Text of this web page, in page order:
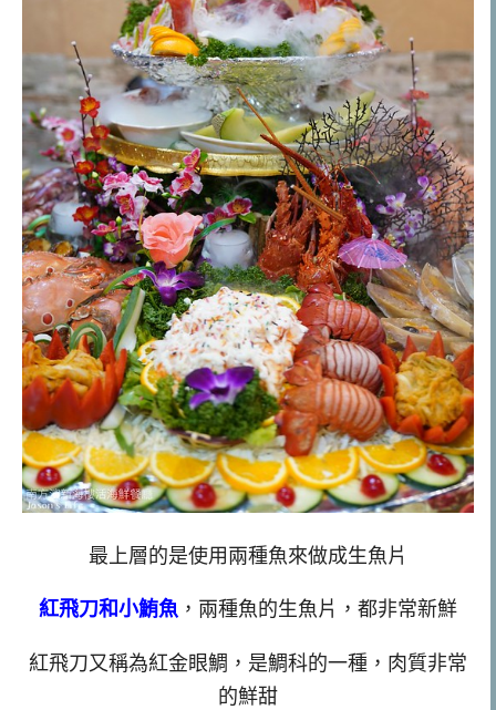
最上層的是使用兩種魚來做成生魚片
紅飛刀和小鮪魚 ，兩種魚的生魚片，都非常新鮮
紅飛刀又稱為紅金眼鯛，是鯛科的一種，肉質非常
的鮮甜